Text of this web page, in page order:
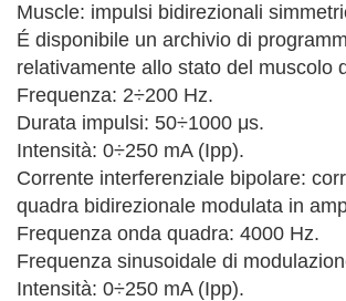
Muscle: impulsi bidirezionali
É disponibile un archivio di
relativamente allo stato del muscolo
Frequenza: 2÷200 Hz.
Durata impulsi: 50÷1000 μs.
Intensità: 0÷250 mA (Ipp).
Corrente interferenziale bipolare:
quadra bidirezionale modulata in
Frequenza onda quadra: 4000 Hz.
Frequenza sinusoidale di
Intensità: 0÷250 mA (Ipp).